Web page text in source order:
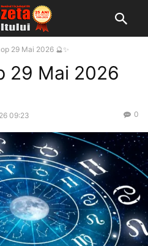
29 Mai 2026 🔮✨
29 Mai 2026
09:23 0